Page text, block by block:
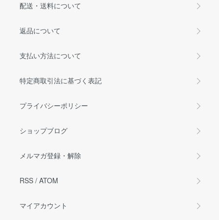
配送・送料について
返品について
支払い方法について
特定商取引法に基づく表記
プライバシーポリシー
ショップブログ
メルマガ登録・解除
RSS / ATOM
マイアカウント